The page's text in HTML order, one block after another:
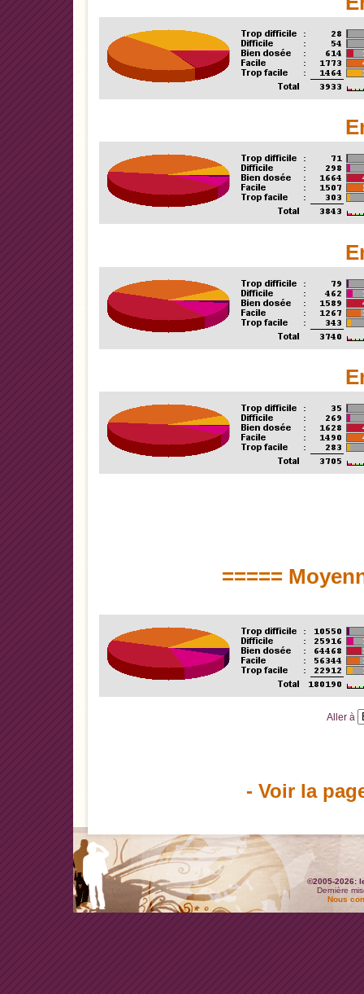
=====
Aller à
- Voir la
©2005-2026:
Dernière
Nous